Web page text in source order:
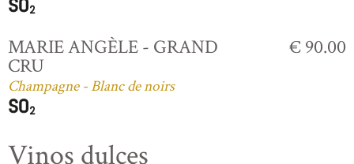
MARIE ANGÈLE - GRAND
CRU
Champagne - Blanc de noirs
€ 90.00
Vinos dulces